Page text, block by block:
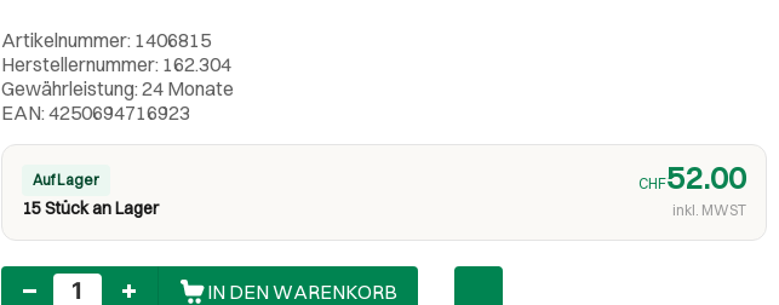
Artikelnummer: 1406815
Herstellernummer: 162.304
Gewährleistung: 24 Monate
EAN: 4250694716923
Auf Lager
15 Stück an Lager
CHF52.00
inkl. MWST
Anzahl
IN DEN WARENKORB